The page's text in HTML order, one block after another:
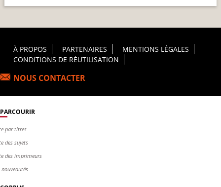
Footer Principal
À PROPOS PARTENAIRES
MENTIONS LÉGALES
CONDITIONS DE RÉUTILISATION
NOUS CONTACTER
PARCOURIR
par titres
des sujets
des imprimeurs
nouveautés